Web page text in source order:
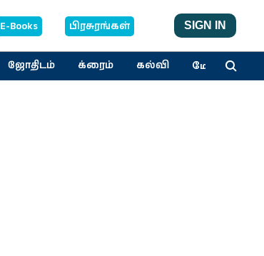
E-Books பிரசுரங்கள் SIGN IN
ஜோதிடம் க்ரைம் கல்வி மேலும்